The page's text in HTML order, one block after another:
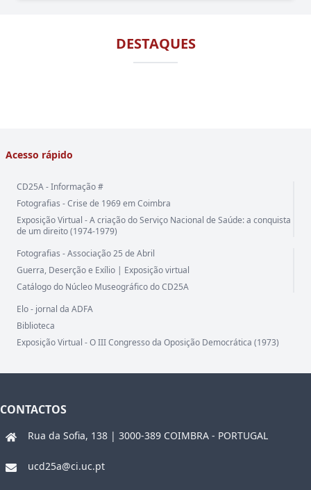
DESTAQUES
Acesso rápido
CD25A - Informação #
Fotografias - Crise de 1969 em Coimbra
Exposição Virtual - A criação do Serviço Nacional de Saúde: a conquista
de um direito (1974-1979)
Fotografias - Associação 25 de Abril
Guerra, Deserção e Exílio | Exposição virtual
Catálogo do Núcleo Museográfico do CD25A
Elo - jornal da ADFA
Biblioteca
Exposição Virtual - O III Congresso da Oposição Democrática (1973)
CONTACTOS
Rua da Sofia, 138 | 3000-389 COIMBRA - PORTUGAL
ucd25a@ci.uc.pt